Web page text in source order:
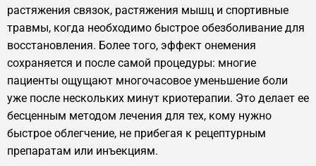
растяжения связок, растяжения мышц и спортивные
травмы, когда необходимо быстрое обезболивание для
восстановления. Более того, эффект онемения
сохраняется и после самой процедуры: многие
пациенты ощущают многочасовое уменьшение боли
уже после нескольких минут криотерапии. Это делает ее
бесценным методом лечения для тех, кому нужно
быстрое облегчение, не прибегая к рецептурным
препаратам или инъекциям.